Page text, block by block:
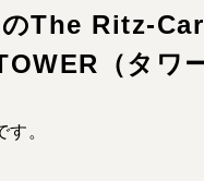
のThe Ritz-
（タワ
。